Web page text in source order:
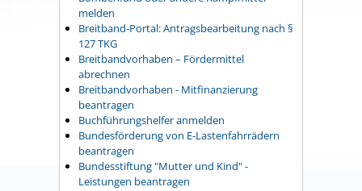
melden
Breitband-Portal: Antragsbearbeitung nach §
127 TKG
Breitbandvorhaben – Fördermittel
abrechnen
Breitbandvorhaben - Mitfinanzierung
beantragen
Buchführungshelfer anmelden
Bundesförderung von E-Lastenfahrrädern
beantragen
Bundesstiftung "Mutter und Kind" -
Leistungen beantragen